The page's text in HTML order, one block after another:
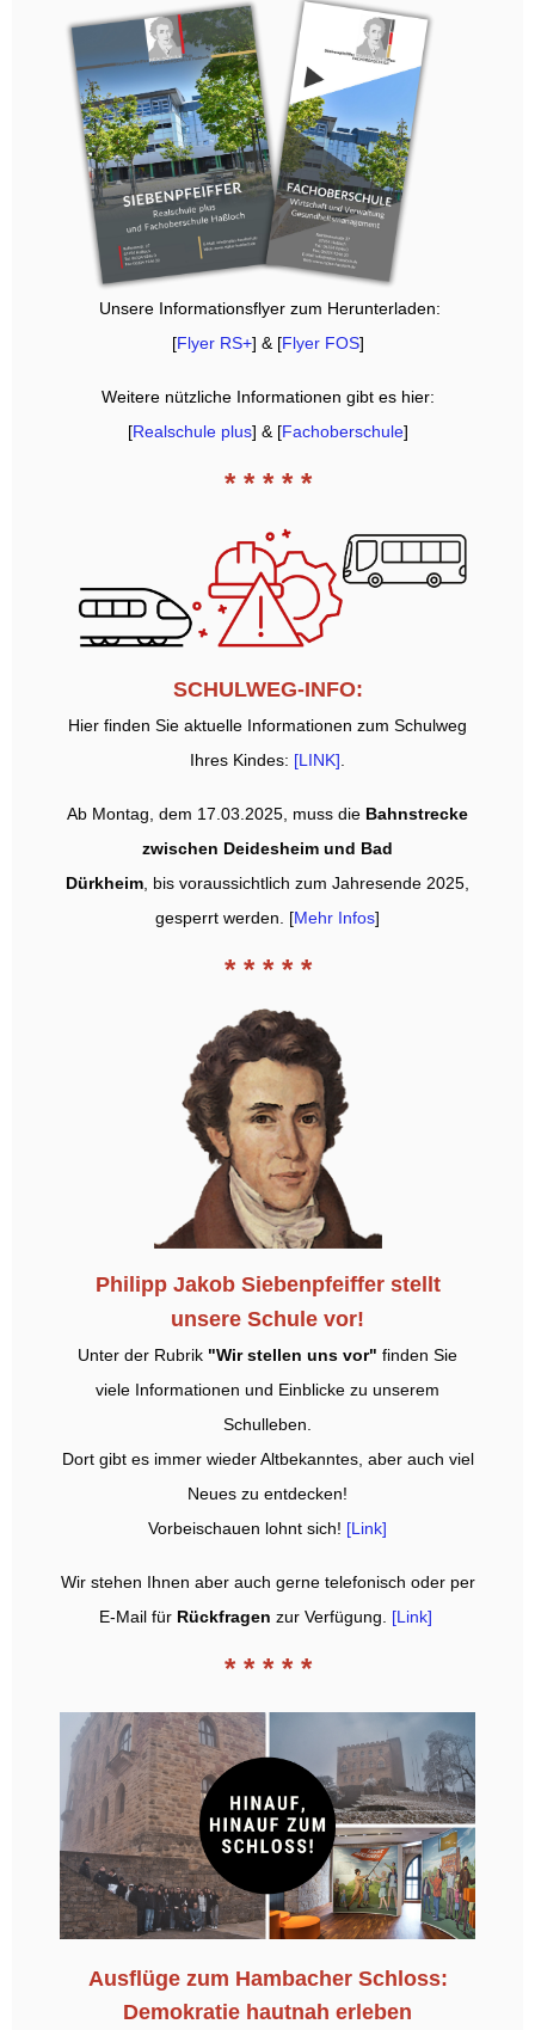
Unsere Informationsflyer zum Herunterladen:
[Flyer RS+] & [Flyer FOS]
Weitere nützliche Informationen gibt es hier:
[Realschule plus] & [Fachoberschule]
* * * * *
SCHULWEG-INFO:
Hier finden Sie aktuelle Informationen zum Schulweg
Ihres Kindes: [LINK]
Ab Montag, dem 17.03.2025, muss die Bahnstrecke
zwischen Deidesheim und Bad
Dürkheim , bis voraussichtlich zum Jahresende 2025,
gesperrt werden. [Mehr Infos]
* * * * *
Philipp Jakob Siebenpfeiffer stellt
unsere Schule vor!
Unter der Rubrik "Wir stellen uns vor" finden Sie
viele Informationen und Einblicke zu unserem
Schulleben.
Dort gibt es immer wieder Altbekanntes, aber auch viel
Neues zu entdecken!
Vorbeischauen lohnt sich! [Link]
Wir stehen Ihnen aber auch gerne telefonisch oder per
E-Mail für Rückfragen zur Verfügung. [Link]
* * * * *
Ausflüge zum Hambacher Schloss:
Demokratie hautnah erleben